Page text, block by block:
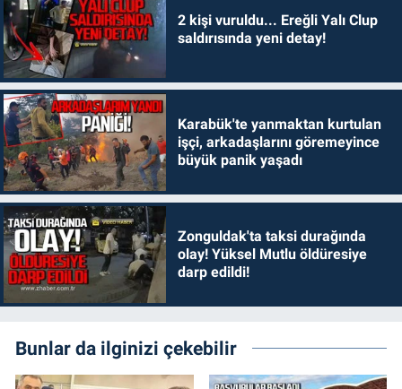
2 kişi vuruldu... Ereğli Yalı Clup
saldırısında yeni detay!
Karabük'te yanmaktan kurtulan
işçi, arkadaşlarını göremeyince
büyük panik yaşadı
Zonguldak'ta taksi durağında
olay! Yüksel Mutlu öldüresiye
darp edildi!
Bunlar da ilginizi çekebilir